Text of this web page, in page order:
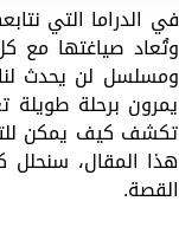
في الدراما التي
وتُعاد صياغتها
ومسلسل لن يحدث
يمرون برحلة
تكشف كيف يمكن
هذا المقال، سنحلل
القصة.